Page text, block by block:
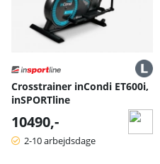
Crosstrainer inCondi ET600i,
inSPORTline
10490,-
2-10 arbejdsdage